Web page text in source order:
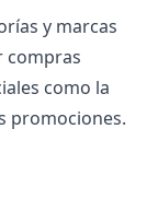
y marcas
compras
como la
promociones.